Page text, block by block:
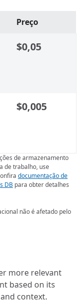
Preço
$0,05
$0,005
de armazenamento
de trabalho, use
documentação de
DB para obter detalhes
não é afetado pelo
more relevant
based on its
context.